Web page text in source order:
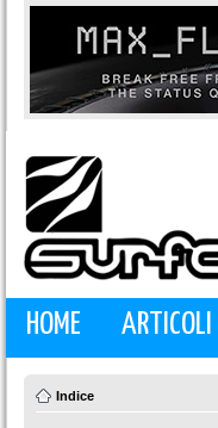
HOME ARTICOLI
Indice